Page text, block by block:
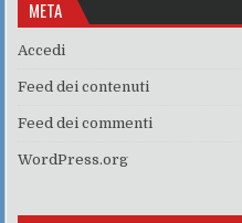
META
Accedi
Feed dei contenuti
Feed dei commenti
WordPress.org